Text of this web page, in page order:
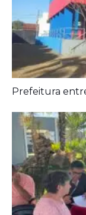
Prefeitura